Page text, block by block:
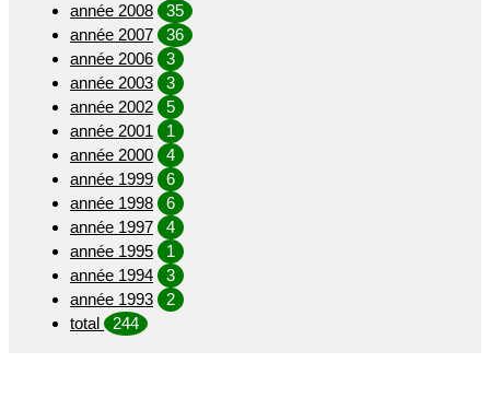
année 2008
35
année 2007
36
année 2006
3
année 2003
3
année 2002
5
année 2001
1
année 2000
4
année 1999
6
année 1998
6
année 1997
4
année 1995
1
année 1994
3
année 1993
2
total
244